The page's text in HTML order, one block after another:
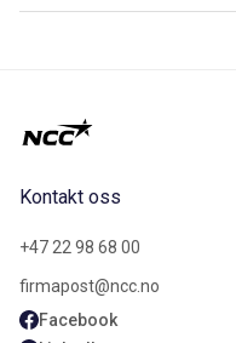
Kontakt oss
+47 22 98 68 00
firmapost@ncc.no
Facebook